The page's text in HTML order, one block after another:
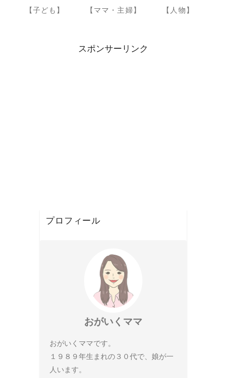
【子ども】 【ママ・主婦】 【人物】
スポンサーリンク
プロフィール
おがいくママ
おがいくママです。
１９８９年生まれの３０代で、娘が一
人います。